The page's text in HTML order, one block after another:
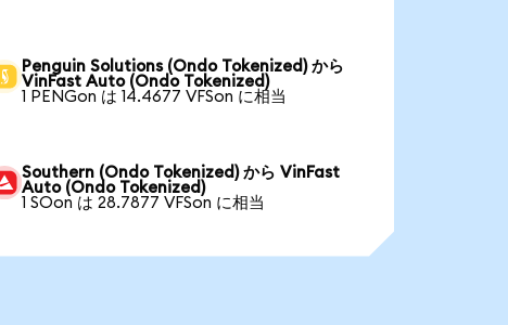
Penguin Solutions (Ondo Tokenized) から
VinFast Auto (Ondo Tokenized)
1 PENGon は 14.4677 VFSon に相当
Southern (Ondo Tokenized) から VinFast
Auto (Ondo Tokenized)
1 SOon は 28.7877 VFSon に相当